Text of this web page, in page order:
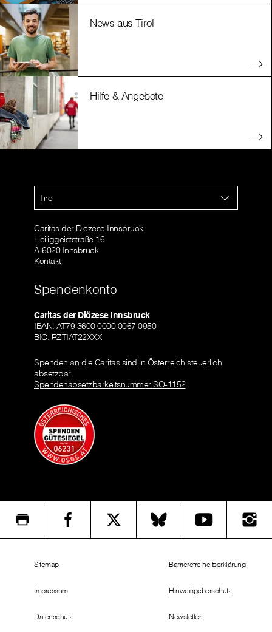
News aus Tirol
Hilfe & Angebote
Tirol
Caritas der Diözese Innsbruck
Heiliggeiststraße 16
A-6020 Innsbruck
Kontakt
Spendenkonto
Caritas der Diözese Innsbruck
IBAN: AT79 3600 0000 0067 0950
BIC: RZTIAT22XXX
Spenden an die Caritas sind in Österreich steuerlich
absetzbar.
Spendenabsetzbarkeitsnummer SO-1152
Sitemap
Impressum
Datenschutz
Barrierefreiheitserklärung
Hinweisgeberschutz
Newsletter